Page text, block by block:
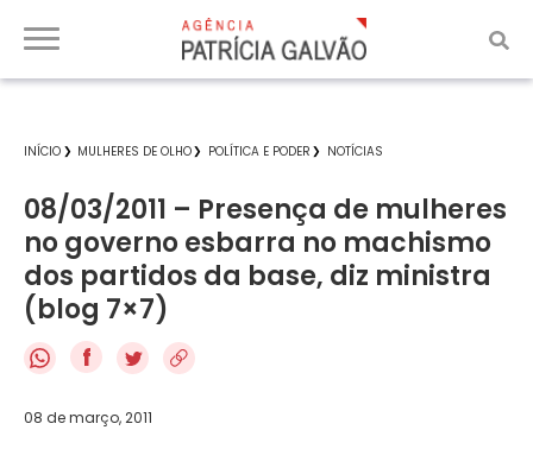
INÍCIO MULHERES DE OLHO POLÍTICA E PODER NOTÍCIAS
08/03/2011 – Presença de mulheres
no governo esbarra no machismo
dos partidos da base, diz ministra
(blog 7×7)
f
08 de março, 2011